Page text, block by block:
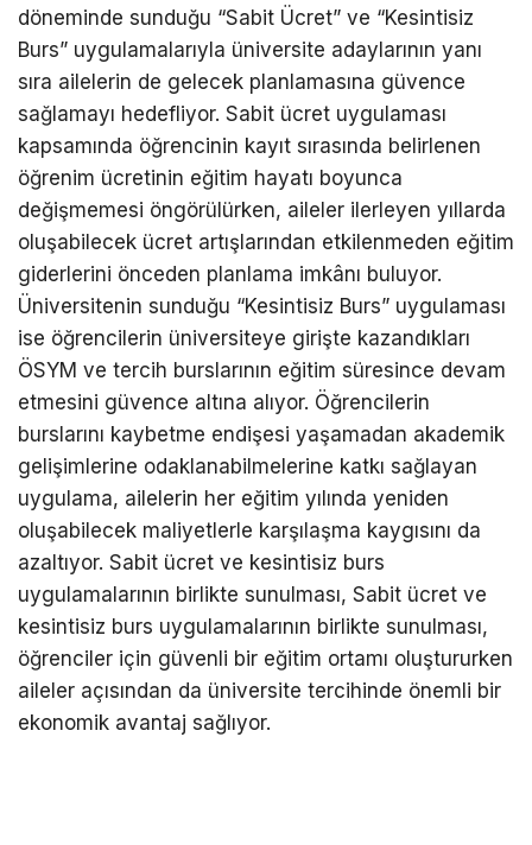
döneminde sunduğu “Sabit Ücret” ve “Kesintisiz
Burs” uygulamalarıyla üniversite adaylarının yanı
sıra ailelerin de gelecek planlamasına güvence
sağlamayı hedefliyor. Sabit ücret uygulaması
kapsamında öğrencinin kayıt sırasında belirlenen
öğrenim ücretinin eğitim hayatı boyunca
değişmemesi öngörülürken, aileler ilerleyen yıllarda
oluşabilecek ücret artışlarından etkilenmeden eğitim
giderlerini önceden planlama imkânı buluyor.
Üniversitenin sunduğu “Kesintisiz Burs” uygulaması
ise öğrencilerin üniversiteye girişte kazandıkları
ÖSYM ve tercih burslarının eğitim süresince devam
etmesini güvence altına alıyor. Öğrencilerin
burslarını kaybetme endişesi yaşamadan akademik
gelişimlerine odaklanabilmelerine katkı sağlayan
uygulama, ailelerin her eğitim yılında yeniden
oluşabilecek maliyetlerle karşılaşma kaygısını da
azaltıyor. Sabit ücret ve kesintisiz burs
uygulamalarının birlikte sunulması, Sabit ücret ve
kesintisiz burs uygulamalarının birlikte sunulması,
öğrenciler için güvenli bir eğitim ortamı oluştururken
aileler açısından da üniversite tercihinde önemli bir
ekonomik avantaj sağlıyor.